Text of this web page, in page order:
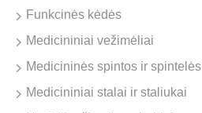
Funkcinės kėdės
Medicininiai vežimėliai
Medicininės spintos ir spintelės
Medicininiai stalai ir staliukai